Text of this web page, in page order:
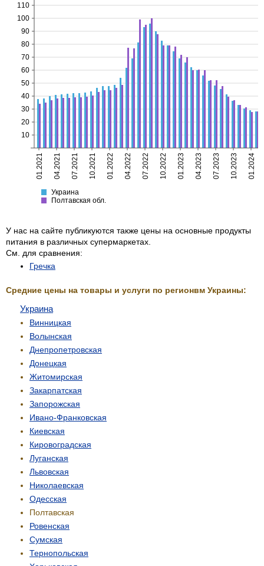
Украина
Полтавская
01.2021 04.2021 07.2021 10.2021 01.2022 04.2022 07.2022 10.2022 01.2023 04.2023 07.2023 10.2023 01.2024
10
20
30
40
50
60
70
80
90
100
110
Украина
Полтавская обл.
У нас на сайте публикуются также цены на основные продукты
питания в различных супермаркетах.
См. для сравнения:
Гречка
Средние цены на товары и услуги по регионвм Украины:
Украина
Винницкая
Волынская
Днепропетровская
Донецкая
Житомирская
Закарпатская
Запорожская
Ивано-Франковская
Киевская
Кировоградская
Луганская
Львовская
Николаевская
Одесская
Полтавская
Ровенская
Сумская
Тернопольская